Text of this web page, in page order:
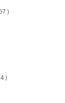
)
)